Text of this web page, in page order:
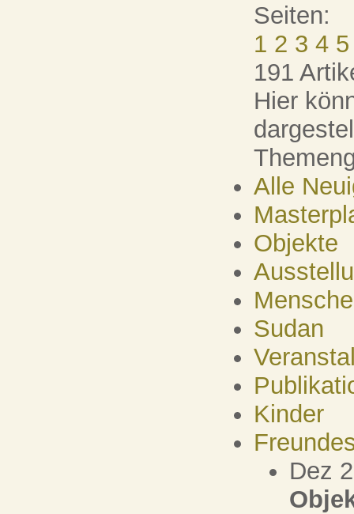
Seiten:
1 2 3 4 5
191
Hier
Alle
Objekte
Sudan
Kinder
Dez